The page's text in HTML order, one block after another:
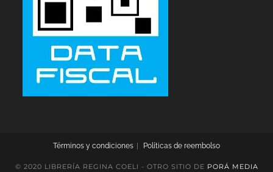
Términos y condiciones Políticas de reembolso
© 2020 LIBRERÍA REGINA COELI - OTRO SITIO DE PORÁ MEDIA